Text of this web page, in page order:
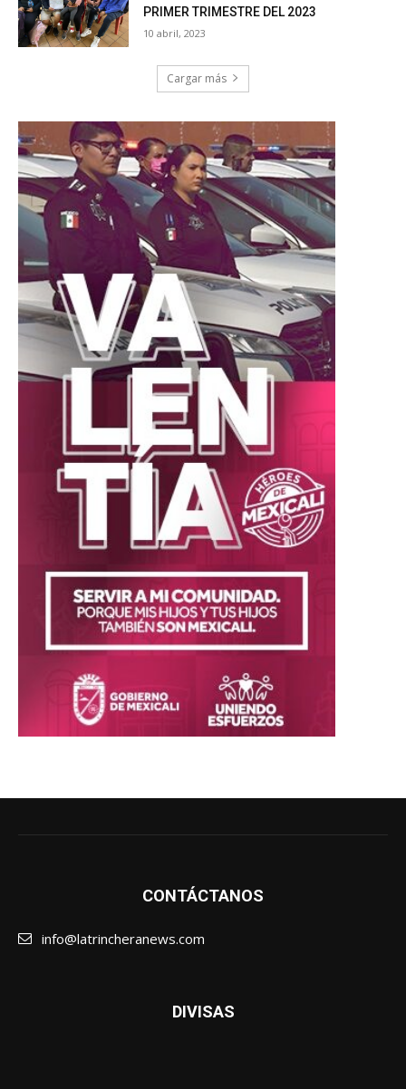
PRIMER TRIMESTRE DEL 2023
10 abril, 2023
Cargar más
CONTÁCTANOS
info@latrincheranews.com
DIVISAS